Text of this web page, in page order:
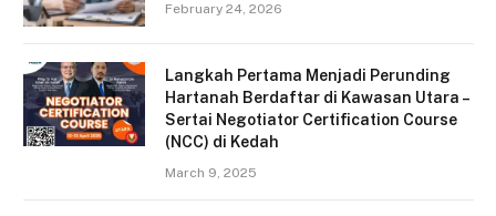
February 24, 2026
Langkah Pertama Menjadi Perunding
Hartanah Berdaftar di Kawasan Utara –
Sertai Negotiator Certification Course
(NCC) di Kedah
March 9, 2025